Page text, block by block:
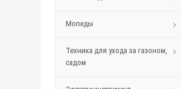
Мопеды
Техника для ухода за газоном,
садом